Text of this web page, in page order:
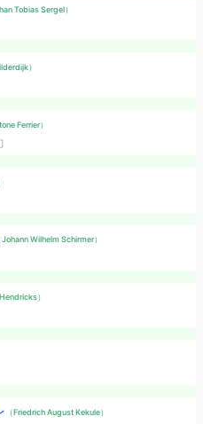
Tobias Sergel）
）
Ferrier）
Johann Wilhelm Schirmer）
）
（Friedrich August Kekule）